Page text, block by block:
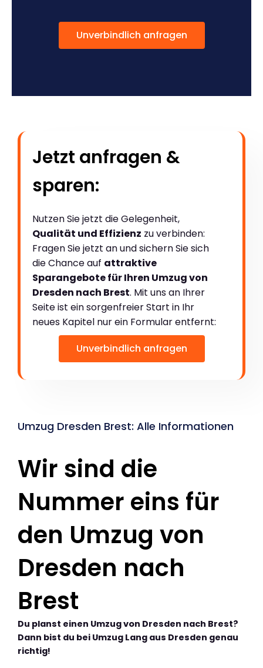
Unverbindlich anfragen
Jetzt anfragen &
sparen:
Nutzen Sie jetzt die Gelegenheit,
Qualität und Effizienz zu verbinden:
Fragen Sie jetzt an und sichern Sie sich
die Chance auf attraktive
Sparangebote für Ihren Umzug von
Dresden nach Brest. Mit uns an Ihrer
Seite ist ein sorgenfreier Start in Ihr
neues Kapitel nur ein Formular entfernt:
Unverbindlich anfragen
Umzug Dresden Brest: Alle Informationen
Wir sind die
Nummer eins für
den Umzug von
Dresden nach
Brest
Du planst einen Umzug von Dresden nach Brest?
Dann bist du bei Umzug Lang aus Dresden genau
richtig!